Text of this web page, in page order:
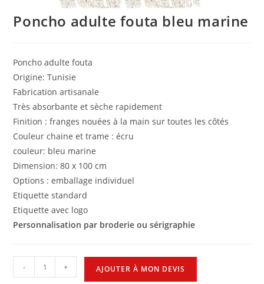
Poncho adulte fouta bleu marine
Poncho adulte fouta
Origine: Tunisie
Fabrication artisanale
Très absorbante et sèche rapidement
Finition : franges nouées à la main sur toutes les côtés
Couleur chaine et trame : écru
couleur: bleu marine
Dimension: 80 x 100 cm
Options : emballage individuel
Etiquette standard
Etiquette avec logo
Personnalisation par broderie ou sérigraphie
- + AJOUTER À MON DEVIS